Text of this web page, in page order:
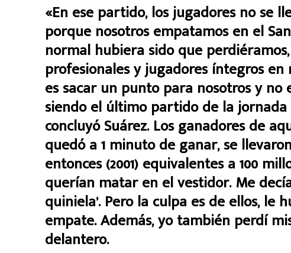
«En ese partido, los jugadores no se
porque nosotros empatamos en el
normal hubiera sido que
profesionales y jugadores íntegros
es sacar un punto para nosotros y
siendo el último partido de la
concluyó Suárez. Los ganadores de
quedó a 1 minuto de ganar, se
entonces (2001) equivalentes a 100
querían matar en el vestidor. Me
quiniela’. Pero la culpa es de ellos,
empate. Además, yo también perdí
delantero.